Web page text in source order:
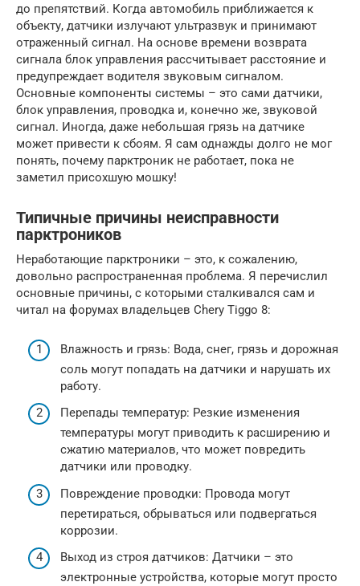
до препятствий. Когда автомобиль приближается к
объекту, датчики излучают ультразвук и принимают
отраженный сигнал. На основе времени возврата
сигнала блок управления рассчитывает расстояние и
предупреждает водителя звуковым сигналом.
Основные компоненты системы – это сами датчики,
блок управления, проводка и, конечно же, звуковой
сигнал. Иногда, даже небольшая грязь на датчике
может привести к сбоям. Я сам однажды долго не мог
понять, почему парктроник не работает, пока не
заметил присохшую мошку!
Типичные причины неисправности
парктроников
Неработающие парктроники – это, к сожалению,
довольно распространенная проблема. Я перечислил
основные причины, с которыми сталкивался сам и
читал на форумах владельцев Chery Tiggo 8:
Влажность и грязь: Вода, снег, грязь и дорожная
соль могут попадать на датчики и нарушать их
работу.
Перепады температур: Резкие изменения
температуры могут приводить к расширению и
сжатию материалов, что может повредить
датчики или проводку.
Повреждение проводки: Провода могут
перетираться, обрываться или подвергаться
коррозии.
Выход из строя датчиков: Датчики – это
электронные устройства, которые могут просто